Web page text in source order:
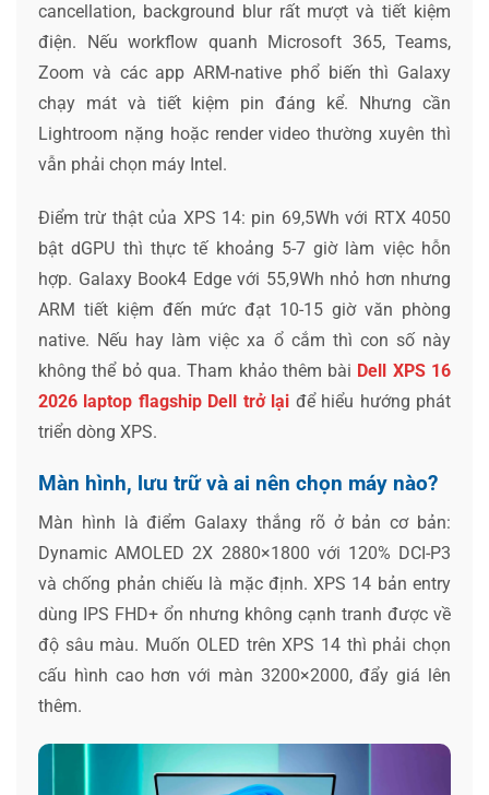
cancellation, background blur rất mượt và tiết kiệm
điện. Nếu workflow quanh Microsoft 365, Teams,
Zoom và các app ARM-native phổ biến thì Galaxy
chạy mát và tiết kiệm pin đáng kể. Nhưng cần
Lightroom nặng hoặc render video thường xuyên thì
vẫn phải chọn máy Intel.
Điểm trừ thật của XPS 14: pin 69,5Wh với RTX 4050
bật dGPU thì thực tế khoảng 5-7 giờ làm việc hỗn
hợp. Galaxy Book4 Edge với 55,9Wh nhỏ hơn nhưng
ARM tiết kiệm đến mức đạt 10-15 giờ văn phòng
native. Nếu hay làm việc xa ổ cắm thì con số này
không thể bỏ qua. Tham khảo thêm bài Dell XPS 16
2026 laptop flagship Dell trở lại để hiểu hướng phát
triển dòng XPS.
Màn hình, lưu trữ và ai nên chọn máy nào?
Màn hình là điểm Galaxy thắng rõ ở bản cơ bản:
Dynamic AMOLED 2X 2880×1800 với 120% DCI-P3
và chống phản chiếu là mặc định. XPS 14 bản entry
dùng IPS FHD+ ổn nhưng không cạnh tranh được về
độ sâu màu. Muốn OLED trên XPS 14 thì phải chọn
cấu hình cao hơn với màn 3200×2000, đẩy giá lên
thêm.